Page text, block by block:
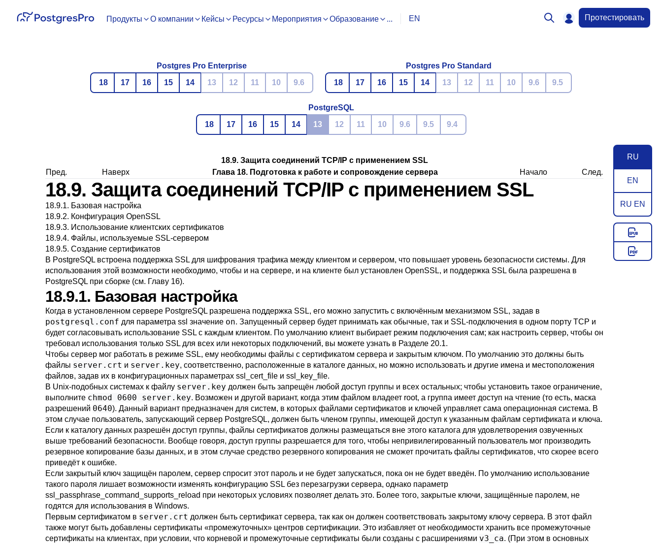
Продукты О компании Кейсы Ресурсы Мероприятия Образование ... EN Протестировать
Postgres Pro Enterprise
18
17 16 15 14 13 12 11 10 9.6
Postgres Pro Standard
18
17 16 15 14 13 12 11 10 9.6 9.5
PostgreSQL
18
17 16 15 14 13 12 11 10 9.6 9.5 9.4
RU
EN
RU EN
18.9. Защита соединений TCP/IP с применением SSL
Пред.
Наверх Глава 18. Подготовка к работе и сопровождение сервера Начало След.
18.9. Защита соединений TCP/IP с применением SSL
18.9.1. Базовая настройка
18.9.2. Конфигурация OpenSSL
18.9.3. Использование клиентских сертификатов
18.9.4. Файлы, используемые SSL-сервером
18.9.5. Создание сертификатов
В PostgreSQL встроена поддержка SSL для шифрования трафика между клиентом и сервером, что повышает уровень безопасности системы. Для
использования этой возможности необходимо, чтобы и на сервере, и на клиенте был установлен OpenSSL, и поддержка SSL была разрешена в
PostgreSQL при сборке (см. Главу 16).
18.9.1. Базовая настройка
Когда в установленном сервере PostgreSQL разрешена поддержка SSL, его можно запустить с включённым механизмом SSL, задав в
postgresql.conf для параметра ssl значение on. Запущенный сервер будет принимать как обычные, так и SSL-подключения в одном порту TCP и
будет согласовывать использование SSL с каждым клиентом. По умолчанию клиент выбирает режим подключения сам; как настроить сервер, чтобы он
требовал использования только SSL для всех или некоторых подключений, вы можете узнать в Разделе 20.1.
Чтобы сервер мог работать в режиме SSL, ему необходимы файлы с сертификатом сервера и закрытым ключом. По умолчанию это должны быть
файлы server.crt и server.key, соответственно, расположенные в каталоге данных, но можно использовать и другие имена и местоположения
файлов, задав их в конфигурационных параметрах ssl_cert_file и ssl_key_file.
В Unix-подобных системах к файлу server.key должен быть запрещён любой доступ группы и всех остальных; чтобы установить такое ограничение,
выполните chmod 0600 server.key. Возможен и другой вариант, когда этим файлом владеет root, а группа имеет доступ на чтение (то есть, маска
разрешений 0640). Данный вариант предназначен для систем, в которых файлами сертификатов и ключей управляет сама операционная система. В
этом случае пользователь, запускающий сервер PostgreSQL, должен быть членом группы, имеющей доступ к указанным файлам сертификата и ключа.
Если к каталогу данных разрешён доступ группы, файлы сертификатов должны размещаться вне этого каталога для удовлетворения озвученных
выше требований безопасности. Вообще говоря, доступ группы разрешается для того, чтобы непривилегированный пользователь мог производить
резервное копирование базы данных, и в этом случае средство резервного копирования не сможет прочитать файлы сертификатов, что скорее всего
приведёт к ошибке.
Если закрытый ключ защищён паролем, сервер спросит этот пароль и не будет запускаться, пока он не будет введён. По умолчанию использование
такого пароля лишает возможности изменять конфигурацию SSL без перезагрузки сервера, однако параметр
ssl_passphrase_command_supports_reload при некоторых условиях позволяет делать это. Более того, закрытые ключи, защищённые паролем, не
годятся для использования в Windows.
Первым сертификатом в server.crt должен быть сертификат сервера, так как он должен соответствовать закрытому ключу сервера. В этот файл
также могут быть добавлены сертификаты «промежуточных» центров сертификации. Это избавляет от необходимости хранить все промежуточные
сертификаты на клиентах, при условии, что корневой и промежуточные сертификаты были созданы с расширениями v3_ca. (При этом в основных